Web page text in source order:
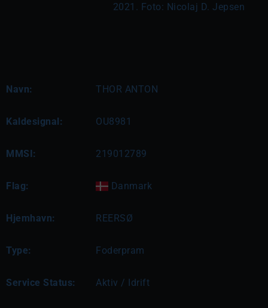
2021. Foto: Nicolaj D. Jepsen
Navn: THOR ANTON
Kaldesignal: OU8981
MMSI: 219012789
Flag: Danmark
Hjemhavn: REERSØ
Type: Foderpram
Service Status: Aktiv / Idrift